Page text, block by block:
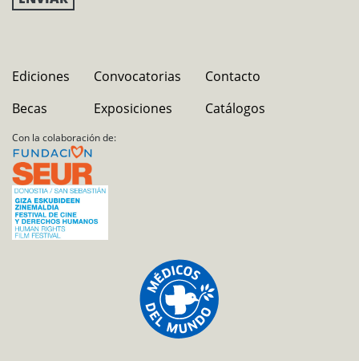
Ediciones
Becas
Convocatorias
Exposiciones
Contacto
Catálogos
Con la colaboración de: